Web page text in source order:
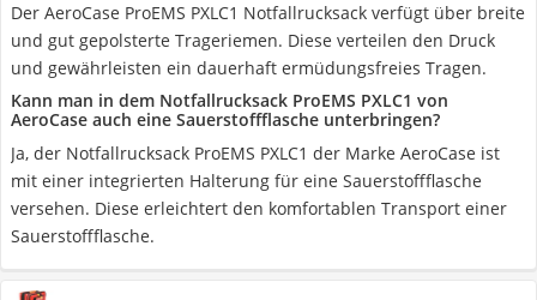
Der AeroCase ProEMS PXLC1 Notfallrucksack verfügt über breite
und gut gepolsterte Trageriemen. Diese verteilen den Druck
und gewährleisten ein dauerhaft ermüdungsfreies Tragen.
Kann man in dem Notfallrucksack ProEMS PXLC1 von
AeroCase auch eine Sauerstoffflasche unterbringen?
Ja, der Notfallrucksack ProEMS PXLC1 der Marke AeroCase ist
mit einer integrierten Halterung für eine Sauerstoffflasche
versehen. Diese erleichtert den komfortablen Transport einer
Sauerstoffflasche.